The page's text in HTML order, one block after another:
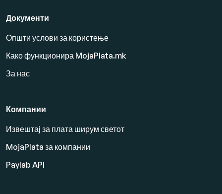
Документи
Општи услови за користење
Како функционира MojaPlata.mk
За нас
Компании
Извештај за плата ширум светот
MojaPlata за компании
Paylab API